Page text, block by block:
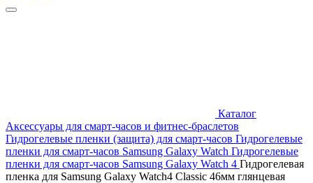
Каталог
Аксессуары для смарт-часов и фитнес-браслетов
Гидрогелевые пленки (защита) для смарт-часов Гидрогелевые
пленки для смарт-часов Samsung Galaxy Watch Гидрогелевые
пленки для смарт-часов Samsung Galaxy Watch 4 Гидрогелевая
пленка для Samsung Galaxy Watch4 Classic 46мм глянцевая